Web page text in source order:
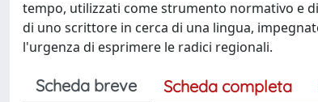
tempo, utilizzati come strumento normativo e
di uno scrittore in cerca di una lingua,
l'urgenza di esprimere le radici regionali.
Scheda breve Scheda completa